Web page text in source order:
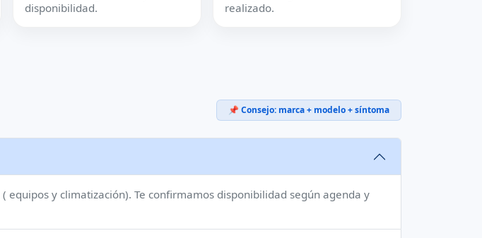
disponibilidad.
realizado.
📌 Consejo: marca + modelo + síntoma
( equipos y climatización). Te confirmamos disponibilidad según agenda y